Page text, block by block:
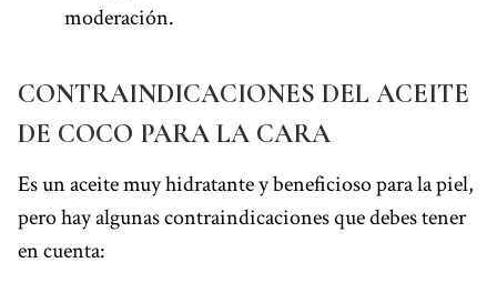
moderación.
CONTRAINDICACIONES DEL ACEITE
DE COCO PARA LA CARA
Es un aceite muy hidratante y beneficioso para la piel,
pero hay algunas contraindicaciones que debes tener
en cuenta: